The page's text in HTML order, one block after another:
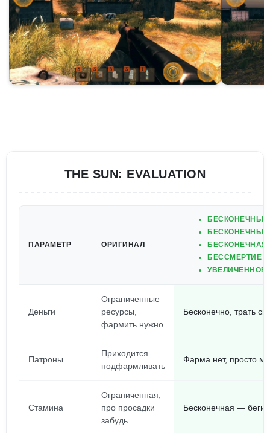
THE SUN: EVALUATION
ПАРАМЕТР ОРИГИНАЛ
БЕСКОНЕЧНЫЕ
БЕСКОНЕЧНАЯ
БЕССМЕРТИЕ
УВЕЛИЧЕННОЕ
Деньги
Ограниченные
ресурсы,
фармить нужно
Бесконечно, трать
Патроны
Приходится
подфармливать
Фарма нет, просто
Стамина
Ограниченная,
про просадки
забудь
Бесконечная — беги,